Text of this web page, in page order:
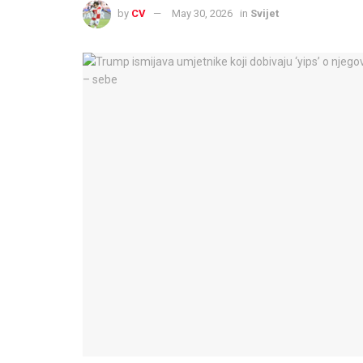
by CV May 30, 2026 in Svijet